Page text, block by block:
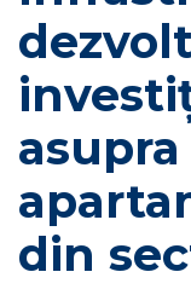
asupra
din